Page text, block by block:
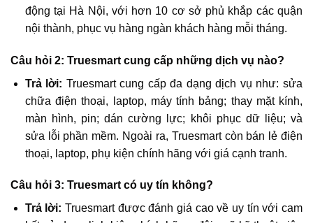
động tại Hà Nội, với hơn 10 cơ sở phủ khắp các quận
nội thành, phục vụ hàng ngàn khách hàng mỗi tháng.
Câu hỏi 2: Truesmart cung cấp những dịch vụ nào?
Trả lời: Truesmart cung cấp đa dạng dịch vụ như: sửa
chữa điện thoại, laptop, máy tính bảng; thay mặt kính,
màn hình, pin; dán cường lực; khôi phục dữ liệu; và
sửa lỗi phần mềm. Ngoài ra, Truesmart còn bán lẻ điện
thoại, laptop, phụ kiện chính hãng với giá cạnh tranh.
Câu hỏi 3: Truesmart có uy tín không?
Trả lời: Truesmart được đánh giá cao về uy tín với cam